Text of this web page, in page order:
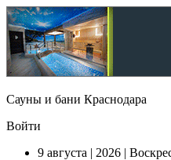
Сауны и бани Краснодара
Войти
9 августа | 2026 |